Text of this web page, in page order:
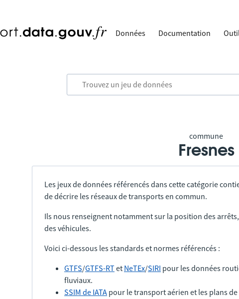
Données Documentation
commune
Fresnes
Les jeux de données référencés dans cette catégorie
de décrire les réseaux de transports en commun.
Ils nous renseignent notamment sur la position des
des véhicules.
Voici ci-dessous les standards et normes référencés :
GTFS/GTFS-RTet NeTEx/SIRI pour les données
fluviaux.
SSIM de IATA pour le transport aérien et les plans de